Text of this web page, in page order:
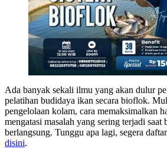
Ada banyak sekali ilmu yang akan dulur
pelatihan budidaya ikan secara bioflok.
pengelolaan kolam, cara memaksimalkan
mengatasi masalah yang sering terjadi saat
berlangsung. Tunggu apa lagi, segera
disini.